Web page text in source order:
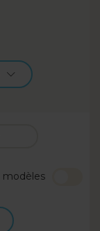
modèles